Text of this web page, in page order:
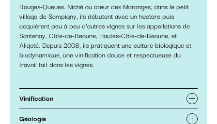
Rouges-Queues. Niché au cœur des Maranges, dans le petit
village de Sampigny, ils débutent avec un hectare puis
acquièrent peu à peu d’autres vignes sur les appellations de
Santenay, Côte-de-Beaune, Hautes-Côte-de-Beaune, et
Aligoté. Depuis 2008, ils pratiquent une culture biologique et
biodynamique, une vinification douce et respectueuse du
travail fait dans les vignes.
Vinification
Géologie